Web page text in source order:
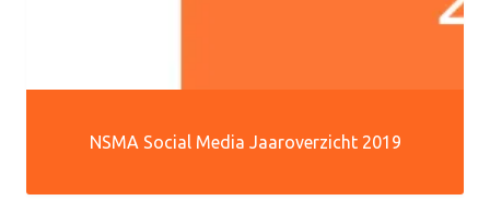
NSMA Social Media Jaaroverzicht 2019